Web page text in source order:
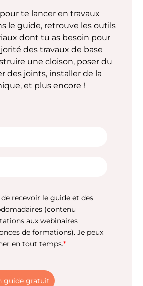
te lancer en travaux
le guide, retrouve les outils
dont tu as besoin pour
des travaux de base
une cloison, poser du
des joints, installer de la
et plus encore !
recevoir le guide et des
(contenu
aux webinaires
de formations). Je peux
en tout temps.*
guide gratuit